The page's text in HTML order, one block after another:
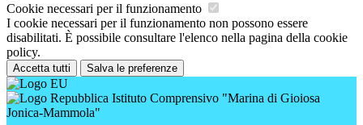
Cookie necessari per il funzionamento
I cookie necessari per il funzionamento non possono essere
disabilitati. È possibile consultare l'elenco nella pagina della cookie
policy.
Accetta tutti Salva le preferenze
Istituto Comprensivo "Marina di Gioiosa
Jonica-Mammola"